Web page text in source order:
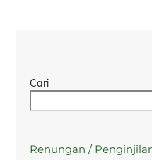
Cari
Renungan /